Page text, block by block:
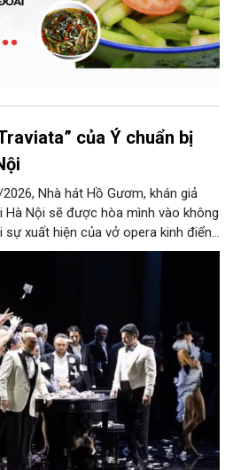
của Ý chuẩn bị
Nhà hát Hồ Gươm, khán giả
Hà Nội sẽ được hòa mình vào không
xuất hiện của vở opera kinh điển